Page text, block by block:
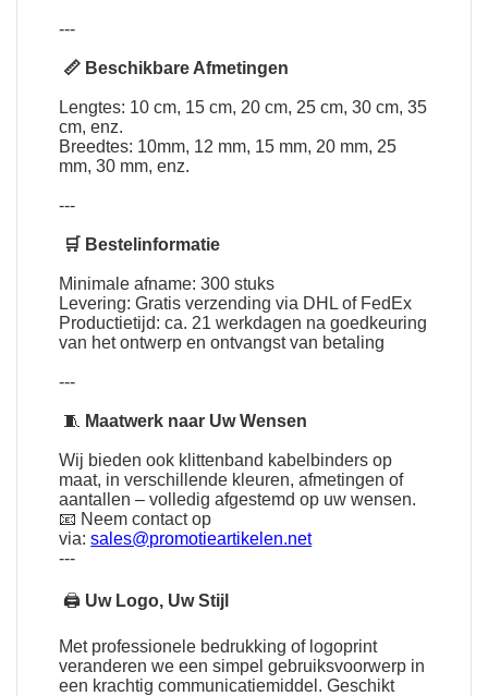
---
📏 Beschikbare Afmetingen
Lengtes: 10 cm, 15 cm, 20 cm, 25 cm, 30 cm, 35
cm, enz.
Breedtes: 10mm, 12 mm, 15 mm, 20 mm, 25
mm, 30 mm, enz.
---
🛒 Bestelinformatie
Minimale afname: 300 stuks
Levering: Gratis verzending via DHL of FedEx
Productietijd: ca. 21 werkdagen na goedkeuring
van het ontwerp en ontvangst van betaling
---
🧵 Maatwerk naar Uw Wensen
Wij bieden ook klittenband kabelbinders op
maat, in verschillende kleuren, afmetingen of
aantallen – volledig afgestemd op uw wensen.
📧 Neem contact op
via:sales@promotieartikelen.net
---
🖨 Uw Logo, Uw Stijl
Met professionele bedrukking of logoprint
veranderen we een simpel gebruiksvoorwerp in
een krachtig communicatiemiddel. Geschikt